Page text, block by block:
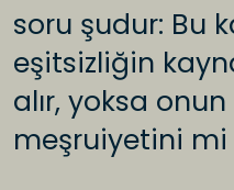
soru şudur: Bu
eşitsizliğin
alır, yoksa
meşruiyetini